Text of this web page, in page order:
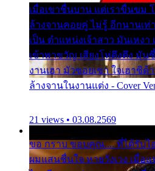
เมื่อเขาชื่นบาน แต่เราขื่นขม
ล้างจานคอยคู่ ไม่รู้ อีกนานเท่
เป็น ตำแหน่งเจ้าสาว มันเหง
เข้าพาขวัญ เสียงโห่ตึงตึง มัน
งานเฮา มัวซอยเขา ใจเฮาซิ
ล้างจานในงานแต่ง - Cover
21 views • 03.08.2569
ขอ กราบ ขอบคุณ.... ที่ได้รับไ
ผมแสนชื่นใจ หายวังเวง เมื่อ